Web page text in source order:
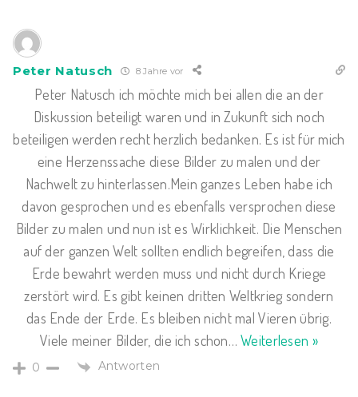
Peter Natusch 8 Jahre vor
Peter Natusch ich möchte mich bei allen die an der
Diskussion beteiligt waren und in Zukunft sich noch
beteiligen werden recht herzlich bedanken. Es ist für mich
eine Herzenssache diese Bilder zu malen und der
Nachwelt zu hinterlassen.Mein ganzes Leben habe ich
davon gesprochen und es ebenfalls versprochen diese
Bilder zu malen und nun ist es Wirklichkeit. Die Menschen
auf der ganzen Welt sollten endlich begreifen, dass die
Erde bewahrt werden muss und nicht durch Kriege
zerstört wird. Es gibt keinen dritten Weltkrieg sondern
das Ende der Erde. Es bleiben nicht mal Vieren übrig.
Viele meiner Bilder, die ich schon…Weiterlesen »
0 Antworten